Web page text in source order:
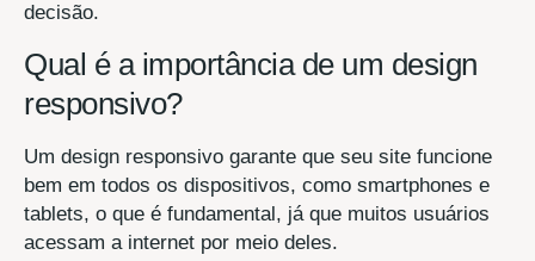
decisão.
Qual é a importância de um design
responsivo?
Um design responsivo garante que seu site funcione
bem em todos os dispositivos, como smartphones e
tablets, o que é fundamental, já que muitos usuários
acessam a internet por meio deles.